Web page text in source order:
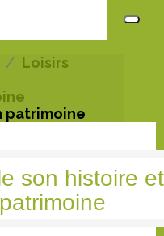
Loisirs
patrimoine
son histoire
patrimoine